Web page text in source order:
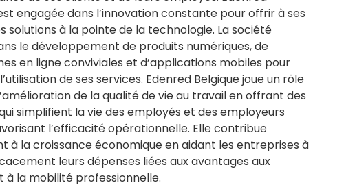
engagée dans l’innovation constante pour offrir à ses
solutions à la pointe de la technologie. La société
le développement de produits numériques, de
en ligne conviviales et d’applications mobiles pour
de ses services. Edenred Belgique joue un rôle
de la qualité de vie au travail en offrant des
simplifient la vie des employés et des employeurs
l’efficacité opérationnelle. Elle contribue
à la croissance économique en aidant les entreprises à
leurs dépenses liées aux avantages aux
à la mobilité professionnelle.